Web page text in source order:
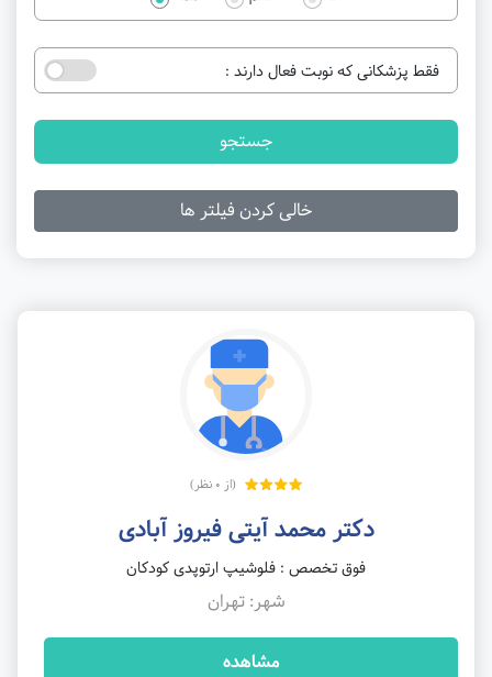
فقط پزشکانی که نوبت فعال دارند :
جستجو
خالی کردن فیلتر ها
(از 0 نظر)
دکتر محمد آیتی فیروز آبادی
فوق تخصص : فلوشیپ ارتوپدی کودکان
شهر: تهران
مشاهده